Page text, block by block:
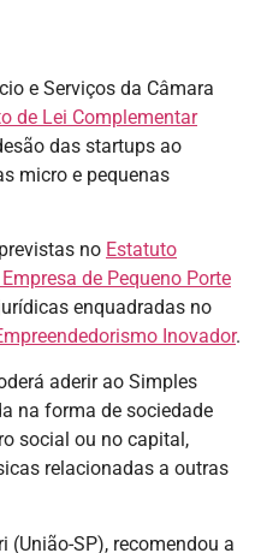
e Serviços da Câmara
de Lei Complementar
das startups ao
micro e pequenas
no Estatuto
de Pequeno Porte
enquadradas no
Inovador.
aderir ao Simples
na forma de sociedade
social ou no capital,
relacionadas a outras
(União-SP), recomendou a